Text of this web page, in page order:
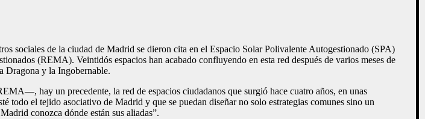
sociales de la ciudad de Madrid se dieron cita en el Espacio Solar Polivalente Autogestionado (SPA)
(REMA). Veintidós espacios han acabado confluyendo en esta red después de varios meses de
Dragona y la Ingobernable.
hay un precedente, la red de espacios ciudadanos que surgió hace cuatro años, en unas
todo el tejido asociativo de Madrid y que se puedan diseñar no solo estrategias comunes sino un
conozca dónde están sus aliadas”.